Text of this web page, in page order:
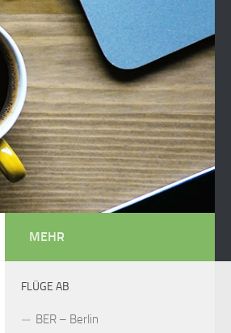
MEHR
FLÜGE AB
BER – Berlin